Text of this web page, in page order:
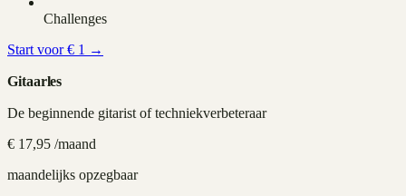
Challenges
Start voor € 1 →
Gitaarles
De beginnende gitarist of techniekverbeteraar
€ 17,95 /maand
maandelijks opzegbaar